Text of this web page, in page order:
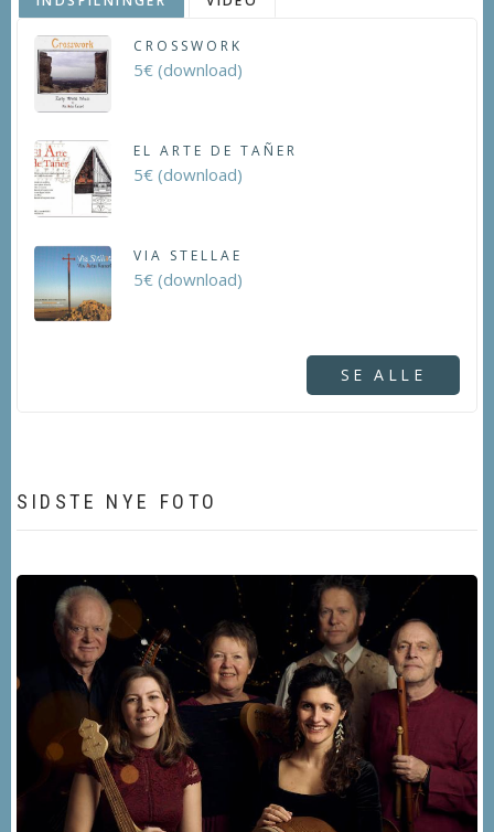
CROSSWORK
5€ (download)
EL ARTE DE TAÑER
5€ (download)
VIA STELLAE
5€ (download)
SE ALLE
SIDSTE NYE FOTO